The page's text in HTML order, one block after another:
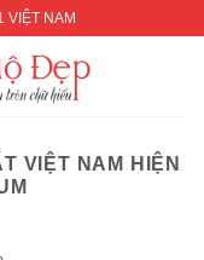
VIỆT NAM
VIỆT NAM HIỆN